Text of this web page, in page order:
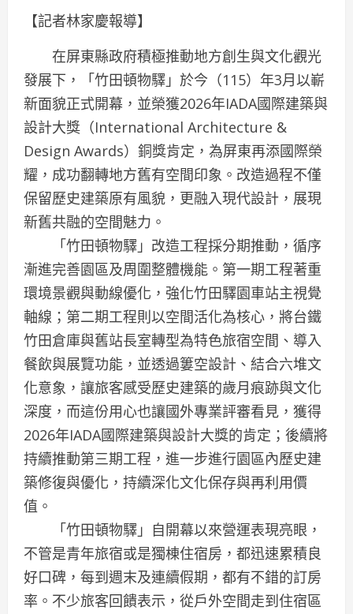
【記者林家慶報導】
在屏東縣政府積極推動地方創生與文化觀光
發展下，「竹田頓物驛」於今（115）年3月以嶄
新面貌正式開幕，並榮獲2026年IADA國際建築與
設計大獎（International Architecture &
Design Awards）銅獎肯定，為屏東再添國際榮
耀，成功翻轉地方舊有空間印象。改造過程不僅
保留歷史建築原有風貌，更融入現代設計，展現
新舊共融的空間魅力。
「竹田頓物驛」改造工程採分期推動，循序
漸進完善園區及周圍整體機能。第一期工程著重
環境景觀與動線優化，強化竹田驛園車站主視覺
軸線；第二期工程則以空間活化為核心，將台鐵
竹田倉庫與舊站長室轉型為特色旅宿空間、導入
餐飲與展覽功能，並透過簍空設計、結合六堆文
化意象，讓旅客感受歷史建築的歲月痕跡與文化
深度，而這份用心也讓國外專業評審看見，獲得
2026年IADA國際建築與設計大獎的肯定；後續將
持續推動第三期工程，進一步進行園區內歷史建
築修復與優化，持續深化文化保存與再利用價
值。
「竹田頓物驛」自開幕以來營運表現亮眼，
不管是青年旅宿或是獨棟住宿房，都迅速累積良
好口碑，每到週末及連續假期，都有不錯的訂房
率。不少旅客回饋表示，從戶外空間走到住宿區